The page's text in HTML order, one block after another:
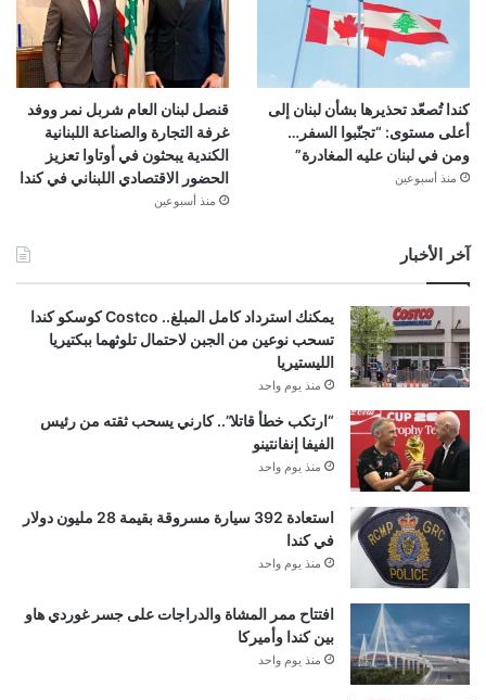
كندا تُصعّد تحذيرها بشأن لبنان إلى
أعلى مستوى: “تجنّبوا السفر…
ومن في لبنان عليه المغادرة”
منذ أسبوعين
قنصل لبنان العام شربل نمر ووفد
غرفة التجارة والصناعة اللبنانية
الكندية يبحثون في أوتاوا تعزيز
الحضور الاقتصادي اللبناني في كندا
منذ أسبوعين
آخر الأخبار
يمكنك استرداد كامل المبلغ.. Costco كوسكو كندا
تسحب نوعين من الجبن لاحتمال تلوثهما ببكتيريا
الليستيريا
منذ يوم واحد
“ارتكب خطأ قاتلا”.. كارني يسحب ثقته من رئيس
الفيفا إنفانتينو
منذ يوم واحد
استعادة 392 سيارة مسروقة بقيمة 28 مليون دولار
في كندا
منذ يوم واحد
افتتاح ممر المشاة والدراجات على جسر غوردي هاو
بين كندا وأميركا
منذ يوم واحد